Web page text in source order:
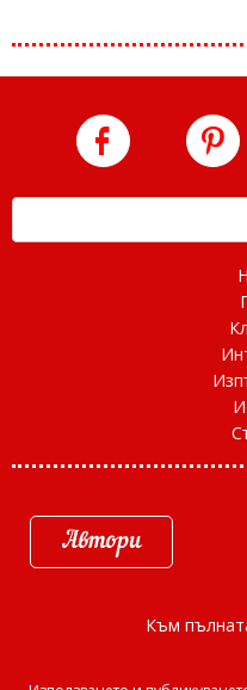
Автори
Към